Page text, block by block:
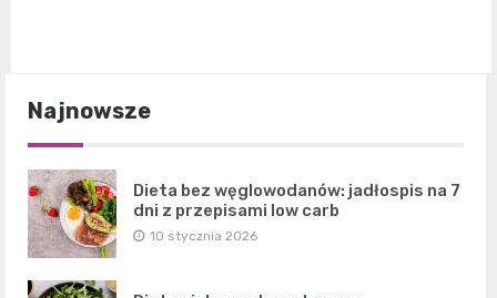
Najnowsze
Dieta bez węglowodanów: jadłospis na 7
dni z przepisami low carb
10 stycznia 2026